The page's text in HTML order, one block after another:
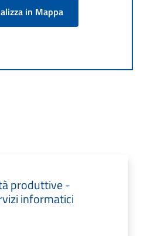
in Mappa
produttive -
informatici